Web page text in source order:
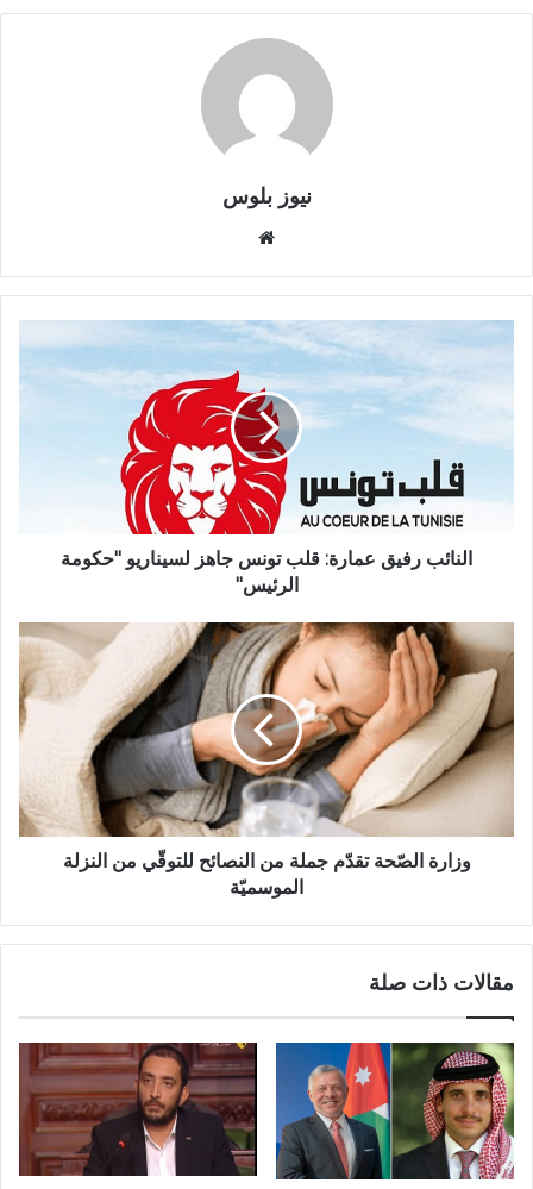
نيوز بلوس
النائب رفيق عمارة: قلب تونس جاهز لسيناريو "حكومة
الرئيس"
وزارة الصّحة تقدّم جملة من النصائح للتوقّي من النزلة
الموسميّة
مقالات ذات صلة